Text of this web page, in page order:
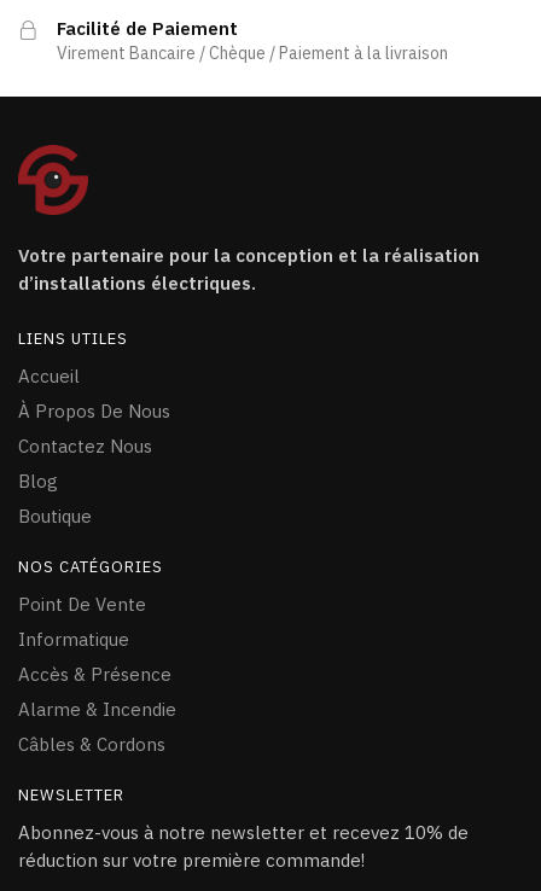
Facilité de Paiement
Virement Bancaire / Chèque / Paiement à la livraison
Votre partenaire pour la conception et la réalisation
d’installations électriques.
LIENS UTILES
Accueil
À Propos De Nous
Contactez Nous
Blog
Boutique
NOS CATÉGORIES
Point De Vente
Informatique
Accès & Présence
Alarme & Incendie
Câbles & Cordons
NEWSLETTER
Abonnez-vous à notre newsletter et recevez 10% de
réduction sur votre première commande!